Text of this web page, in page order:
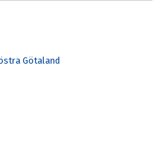
Götaland